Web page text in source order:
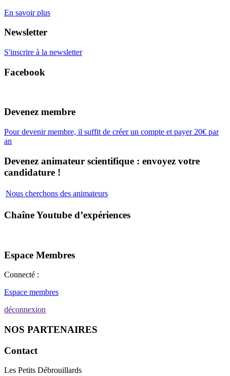
En savoir plus
Newsletter
S'inscrire à la newsletter
Facebook
Devenez membre
Pour devenir membre, il suffit de créer un compte et payer 20€ par
an
Devenez animateur scientifique : envoyez votre
candidature !
Nous cherchons des animateurs
Chaîne Youtube d’expériences
Espace Membres
Connecté :
Espace membres
déconnexion
NOS PARTENAIRES
Contact
Les Petits Débrouillards